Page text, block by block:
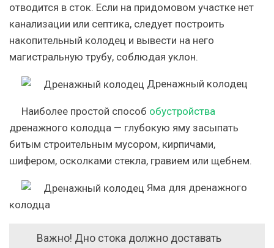
отводится в сток. Если на придомовом участке нет
канализации или септика, следует построить
накопительный колодец и вывести на него
магистральную трубу, соблюдая уклон.
Дренажный колодец
Наиболее простой способ обустройства
дренажного колодца — глубокую яму засыпать
битым строительным мусором, кирпичами,
шифером, осколками стекла, гравием или щебнем.
Яма для дренажного
колодца
Важно! Дно стока должно доставать